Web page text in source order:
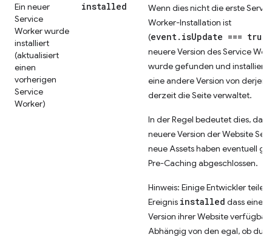
Ein neuer
Service
Worker wurde
installiert
(aktualisiert
einen
vorherigen
Service
Worker)
installed
Wenn dies nicht die erste
Worker-Installation ist
(event.isUpdate === true
neuere Version des Service
wurde gefunden und installiert
eine andere Version von
derzeit die Seite verwaltet.
In der Regel bedeutet dies,
neuere Version der Website
neue Assets haben eventuell
Pre-Caching abgeschlossen.
Hinweis: Einige Entwickler
Ereignis installed dass eine
Version ihrer Website verfügbar
Abhängig von den egal, ob du